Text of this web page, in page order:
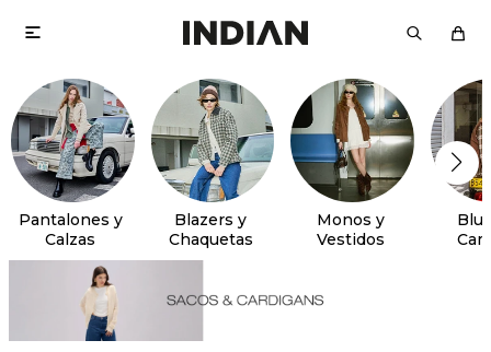

Pantalones y
Calzas
Blazers y
Chaquetas
Monos y
Vestidos